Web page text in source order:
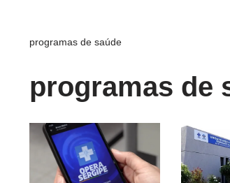
programas de saúde
programas de